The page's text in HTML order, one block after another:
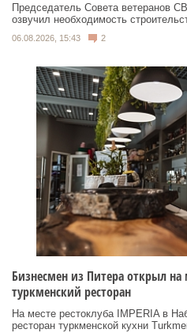
Председатель Совета ветеранов
озвучил необходимость
06.08.2026, 15:43 2
Бизнесмен из Питера открыл на
туркменский ресторан
На месте рестоклуба IMPERIA в
ресторан туркменской кухни